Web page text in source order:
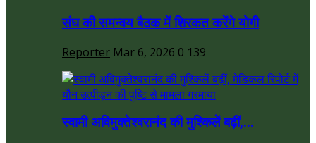
संघ की समन्वय बैठक में शिरकत करेंगे योगी
Reporter Mar 6, 2026 0 139
स्वामी अविमुक्तेश्वरानंद की मुश्किलें बढ़ीं,...